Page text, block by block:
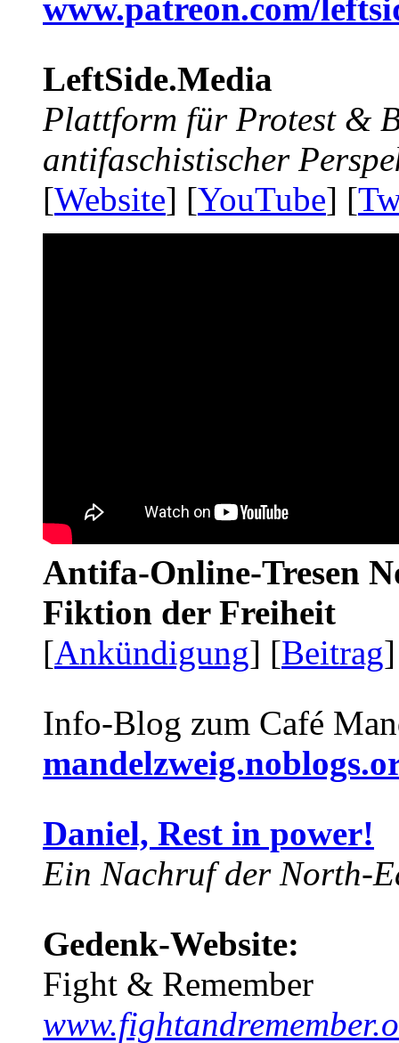
www.patreon.com/
LeftSide.Media
Plattform für Protest &
antifaschistischer
[Website] [YouTube] [
Antifa-Online-Tresen
Fiktion der Freiheit
[Ankündigung] [Beitrag
Info-Blog zum Café
Daniel, Rest in power!
Ein Nachruf der North-
Gedenk-Website:
Fight & Remember